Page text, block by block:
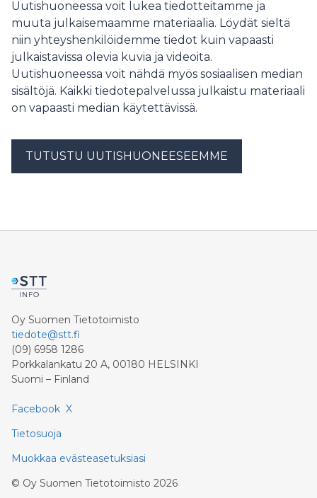
Uutishuoneessa voit lukea tiedotteitamme ja
muuta julkaisemaamme materiaalia. Löydät sieltä
niin yhteyshenkilöidemme tiedot kuin vapaasti
julkaistavissa olevia kuvia ja videoita.
Uutishuoneessa voit nähdä myös sosiaalisen median
sisältöjä. Kaikki tiedotepalvelussa julkaistu materiaali
on vapaasti median käytettävissä.
TUTUSTU UUTISHUONEESEEMME
Oy Suomen Tietotoimisto
tiedote@stt.fi
(09) 6958 1286
Porkkalankatu 20 A, 00180 HELSINKI
Suomi – Finland
Facebook X
Tietosuoja
Muokkaa evästeasetuksiasi
© Oy Suomen Tietotoimisto 2026